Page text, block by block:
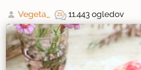
Vegeta_ 11.443 ogledov